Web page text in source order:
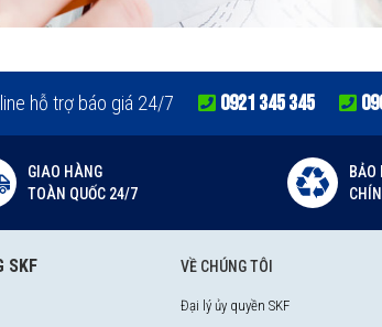
hỗ trợ báo giá 24/7 0921 345 345
GIAO HÀNG
TOÀN QUỐC 24/7
BẢO
SKF VỀ CHÚNG TÔI
Đại lý ủy quyền SKF